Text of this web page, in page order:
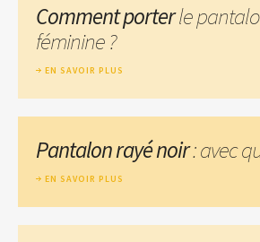
Comment porterle
féminine ?
EN SAVOIR PLUS
Pantalon rayé noir: avec
EN SAVOIR PLUS